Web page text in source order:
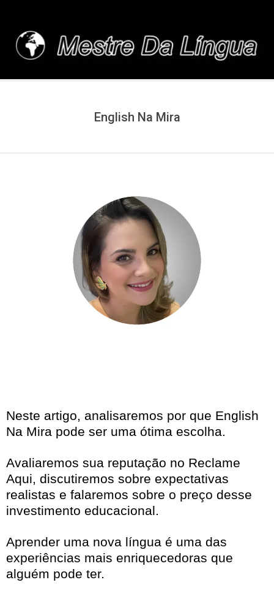
content
English Na Mira
Neste artigo, analisaremos por que English
Na Mira pode ser uma ótima escolha.
Avaliaremos sua reputação no Reclame
Aqui, discutiremos sobre expectativas
realistas e falaremos sobre o preço desse
investimento educacional.
Aprender uma nova língua é uma das
experiências mais enriquecedoras que
alguém pode ter.